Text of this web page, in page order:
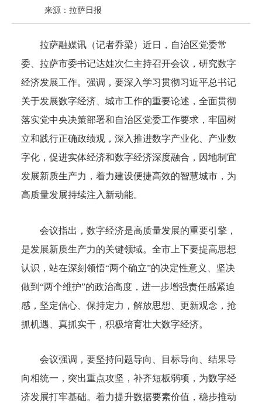
来源：拉萨日报
拉萨融媒讯（记者乔梁）近日，自治区党委常
委、拉萨市委书记达娃次仁主持召开会议，研究数字
经济发展工作。强调，要深入学习贯彻习近平总书记
关于发展数字经济、城市工作的重要论述，全面贯彻
落实党中央决策部署和自治区党委工作要求，牢固树
立和践行正确政绩观，深入推进数字产业化、产业数
字化，促进实体经济和数字经济深度融合，因地制宜
发展新质生产力，着力建设便捷高效的智慧城市，为
高质量发展持续注入新动能。
会议指出，数字经济是高质量发展的重要引擎，
是发展新质生产力的关键领域。全市上下要提高思想
认识，站在深刻领悟“两个确立”的决定性意义、坚决
做到“两个维护”的政治高度，进一步增强责任感紧迫
感，坚定信心、保持定力，解放思想、更新观念，抢
抓机遇、真抓实干，积极培育壮大数字经济。
会议强调，要坚持问题导向、目标导向、结果导
向相统一，突出重点攻坚，补齐短板弱项，为数字经
济发展打牢基础。着力提升数据要素价值，稳步推动